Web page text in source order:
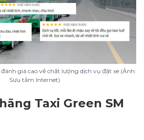
giá cao về chất lượng dịch vụ đặt xe (Ảnh:
Sưu tầm Internet)
Taxi Green SM